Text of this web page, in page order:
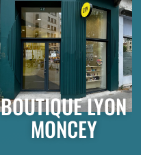
BOUTIQUE LYON
MONCEY